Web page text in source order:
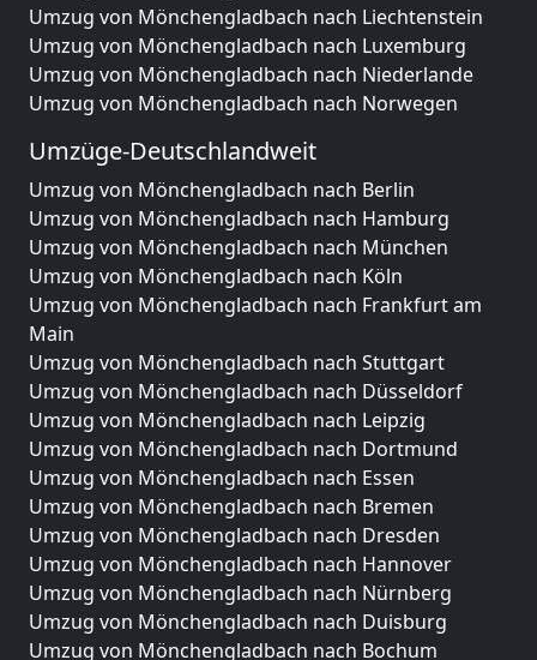
Umzug von Mönchengladbach nach Liechtenstein
Umzug von Mönchengladbach nach Luxemburg
Umzug von Mönchengladbach nach Niederlande
Umzug von Mönchengladbach nach Norwegen
Umzüge-Deutschlandweit
Umzug von Mönchengladbach nach Berlin
Umzug von Mönchengladbach nach Hamburg
Umzug von Mönchengladbach nach München
Umzug von Mönchengladbach nach Köln
Umzug von Mönchengladbach nach Frankfurt am
Main
Umzug von Mönchengladbach nach Stuttgart
Umzug von Mönchengladbach nach Düsseldorf
Umzug von Mönchengladbach nach Leipzig
Umzug von Mönchengladbach nach Dortmund
Umzug von Mönchengladbach nach Essen
Umzug von Mönchengladbach nach Bremen
Umzug von Mönchengladbach nach Dresden
Umzug von Mönchengladbach nach Hannover
Umzug von Mönchengladbach nach Nürnberg
Umzug von Mönchengladbach nach Duisburg
Umzug von Mönchengladbach nach Bochum